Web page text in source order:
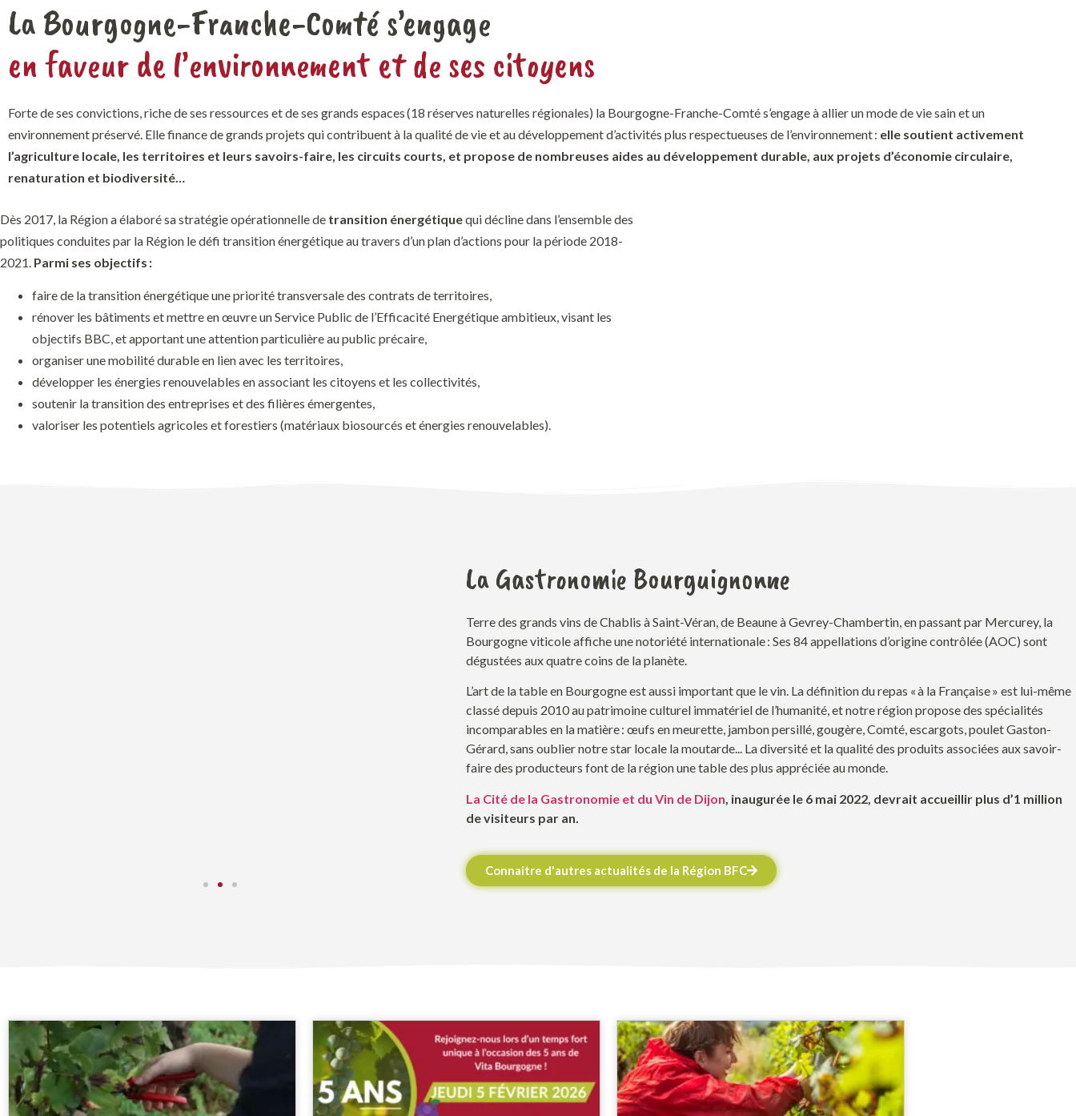
La Bourgogne-Franche-Comté s’engage
en faveur de l’environnement et de ses citoyens
Fortede ses convictions, riche de ses ressources et deses grands espaces(18 réserves naturelles régionales) la Bourgogne-Franche-Comté s’engage à allier un mode de vie sain et un
environnementpréservé. Elle finance de grands projets qui contribuent à la qualité de vie etau développement d’activités plus respectueuses de l’environnement: elle soutient activement
l’agriculture locale, les territoires et leurs savoirs-faire, les circuits courts, et propose de nombreuses aides au développement durable, aux projets d’économie circulaire,
renaturation et biodiversité…
Dès 2017, la Région a élaboré sa stratégie opérationnelle de transition énergétiquequi décline dans l’ensemble des
politiques conduites par la Région le défi transition énergétique au travers d’un plan d’actions pour la période 2018-
2021. Parmi ses objectifs :
fairede la transition énergétique une priorité transversale des contrats de territoires,
rénover les bâtiments et mettre en œuvre un Service Public de l’Efficacité Energétique ambitieux, visant les
objectifs BBC, et apportant une attention particulière au public précaire,
organiserune mobilité durable en lien avec les territoires,
développer les énergies renouvelables en associant les citoyens et les collectivités,
soutenir la transition des entreprises et des filières émergentes,
valoriser les potentiels agricoles et forestiers (matériaux biosourcés et énergies renouvelables).
La Gastronomie Bourguignonne
Terre des grands vins de Chablis à Saint-Véran, de Beaune à Gevrey-Chambertin, en passant par Mercurey, la
Bourgogne viticole affiche une notoriété internationale : Ses 84 appellations d’origine contrôlée (AOC) sont
dégustées aux quatre coins de la planète.
L’art de la tableen Bourgogneest aussi important que le vin. La définition durepas « à la Française » est lui-même
classé depuis 2010 au patrimoine culturel immatériel de l’humanité, et notre région propose des spécialités
incomparables en la matière : œufs en meurette, jambon persillé, gougère,Comté,escargots, poulet Gaston-
Gérard, sans oublier notre starlocalela moutarde... La diversité et la qualité des produits associées aux savoir-
faire des producteurs font de la région une table des plus appréciée au monde.
La Cité de la Gastronomie et du Vin de Dijon , inaugurée le 6 mai 2022, devrait accueillir plus d’1 million
de visiteurs par an.
Connaitre d'autres actualités de la Région BFC